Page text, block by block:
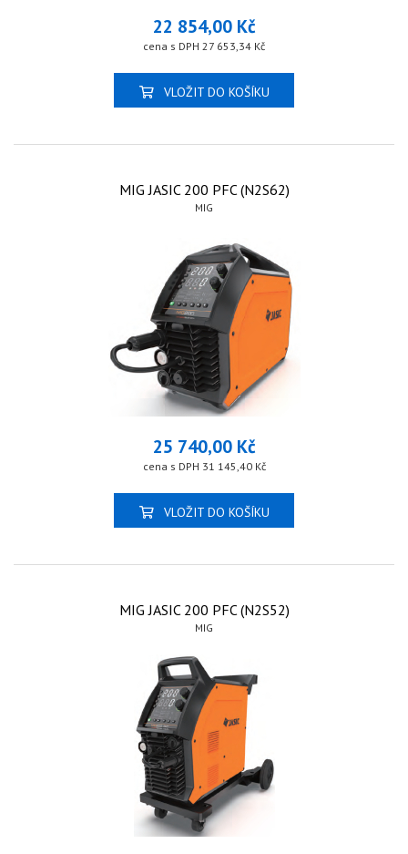
22 854,00 Kč
cena s DPH 27 653,34 Kč
VLOŽIT DO KOŠÍKU
MIG JASIC 200 PFC (N2S62)
MIG
25 740,00 Kč
cena s DPH 31 145,40 Kč
VLOŽIT DO KOŠÍKU
MIG JASIC 200 PFC (N2S52)
MIG